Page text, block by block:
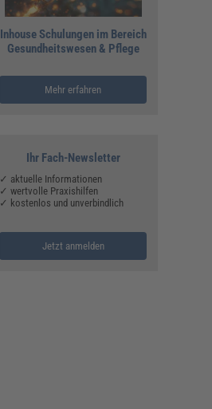
Inhouse Schulungen im Bereich
Gesundheitswesen & Pflege
Mehr erfahren
Ihr Fach-Newsletter
✓ aktuelle Informationen
✓ wertvolle Praxishilfen
✓ kostenlos und unverbindlich
Jetzt anmelden